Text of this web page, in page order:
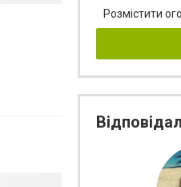
Розмістити